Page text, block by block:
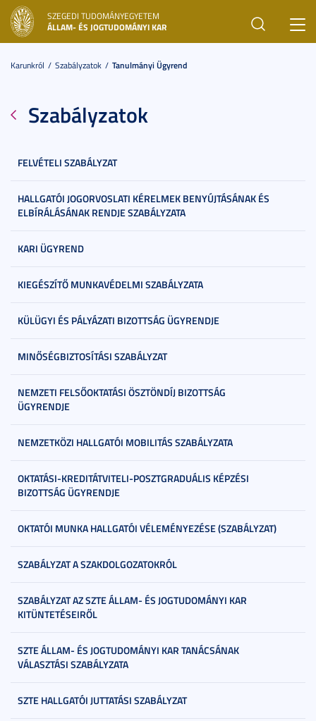
SZEGEDI TUDOMÁNYEGYETEM
ÁLLAM- ÉS JOGTUDOMÁNYI KAR
Karunkról Szabályzatok Tanulmányi Ügyrend
Szabályzatok
FELVÉTELI SZABÁLYZAT
HALLGATÓI JOGORVOSLATI KÉRELMEK BENYÚJTÁSÁNAK ÉS
ELBÍRÁLÁSÁNAK RENDJE SZABÁLYZATA
KARI ÜGYREND
KIEGÉSZÍTŐ MUNKAVÉDELMI SZABÁLYZATA
KÜLÜGYI ÉS PÁLYÁZATI BIZOTTSÁG ÜGYRENDJE
MINŐSÉGBIZTOSÍTÁSI SZABÁLYZAT
NEMZETI FELSŐOKTATÁSI ÖSZTÖNDÍJ BIZOTTSÁG
ÜGYRENDJE
NEMZETKÖZI HALLGATÓI MOBILITÁS SZABÁLYZATA
OKTATÁSI-KREDITÁTVITELI-POSZTGRADUÁLIS KÉPZÉSI
BIZOTTSÁG ÜGYRENDJE
OKTATÓI MUNKA HALLGATÓI VÉLEMÉNYEZÉSE (SZABÁLYZAT)
SZABÁLYZAT A SZAKDOLGOZATOKRÓL
SZABÁLYZAT AZ SZTE ÁLLAM- ÉS JOGTUDOMÁNYI KAR
KITÜNTETÉSEIRŐL
SZTE ÁLLAM- ÉS JOGTUDOMÁNYI KAR TANÁCSÁNAK
VÁLASZTÁSI SZABÁLYZATA
SZTE HALLGATÓI JUTTATÁSI SZABÁLYZAT